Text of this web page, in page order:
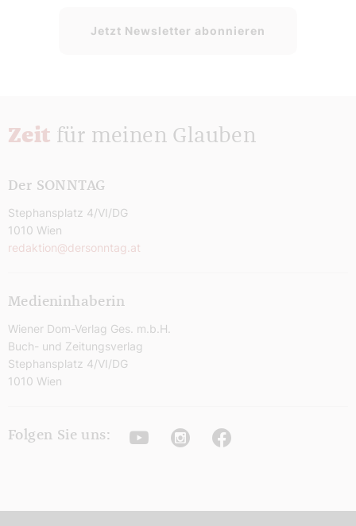
Jetzt Newsletter abonnieren
Zeit für meinen Glauben
Der SONNTAG
Stephansplatz 4/VI/DG
1010 Wien
redaktion@dersonntag.at
Medieninhaberin
Wiener Dom-Verlag Ges. m.b.H.
Buch- und Zeitungsverlag
Stephansplatz 4/VI/DG
1010 Wien
Folgen Sie uns: YoutubeInstagramFacebook